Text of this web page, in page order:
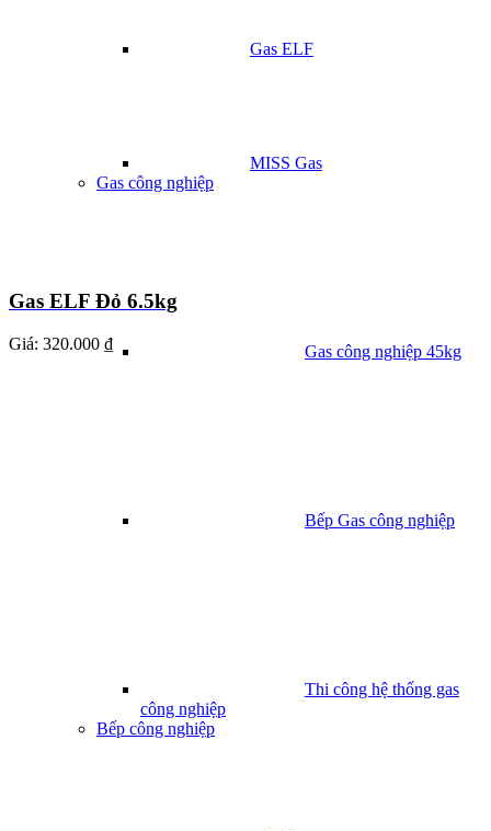
Gas ELF
MISS Gas
Gas công nghiệp
Gas công nghiệp 45kg
Bếp Gas công nghiệp
Thi công hệ thống gas
công nghiệp
Bếp công nghiệp
Gas ELF Đỏ 6.5kg
Giá: 320.000 ₫